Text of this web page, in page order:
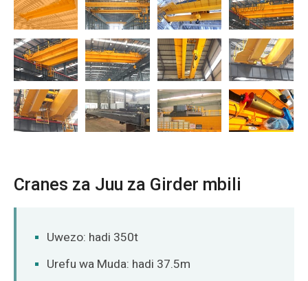
Cranes za Juu za Girder mbili
Uwezo: hadi 350t
Urefu wa Muda: hadi 37.5m